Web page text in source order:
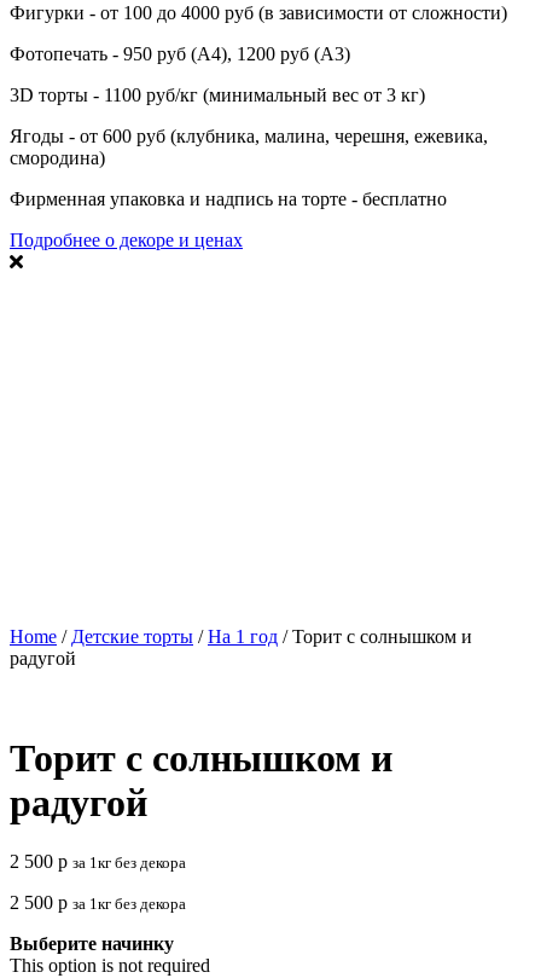
Фигурки - от 100 до 4000 руб (в зависимости от сложности)
Фотопечать - 950 руб (А4), 1200 руб (А3)
3D торты - 1100 руб/кг (минимальный вес от 3 кг)
Ягоды - от 600 руб (клубника, малина, черешня, ежевика,
смородина)
Фирменная упаковка и надпись на торте - бесплатно
Подробнее о декоре и ценах
Home / Детские торты /На 1 год / Торит с солнышком и
радугой
Торит с солнышком и
радугой
2 500 р за 1кг без декора
2 500 р за 1кг без декора
Выберите начинку
This option is not required